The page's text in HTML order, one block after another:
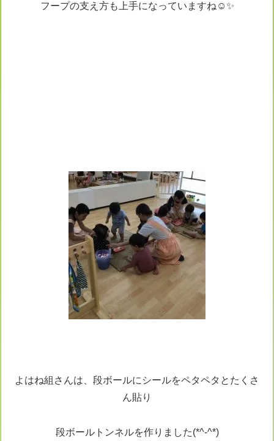
フープの支え方も上手になっていますね☺️✨
よはね組さんは、段ボールにシールをペタペタとたくさ
ん貼り
段ボールトンネルを作りました(*^-^*)